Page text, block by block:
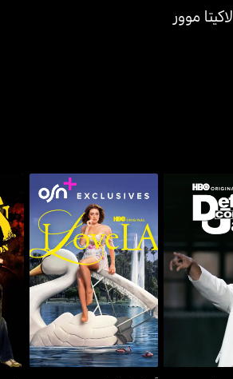
موور
جام آي لوف إل إيه